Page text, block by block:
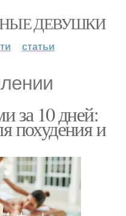
ДЕВУШКИ
статьи
за 10 дней:
похудения и